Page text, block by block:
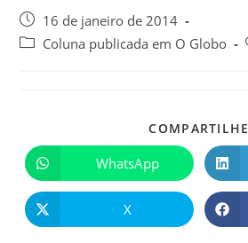
16 de janeiro de 2014
Coluna publicada em O Globo
COMPARTILHE
WhatsApp
X